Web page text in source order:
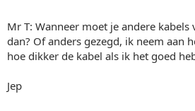
Mr T: Wanneer moet je andere kabels
dan? Of anders gezegd, ik neem aan
hoe dikker de kabel als ik het goed
Jep